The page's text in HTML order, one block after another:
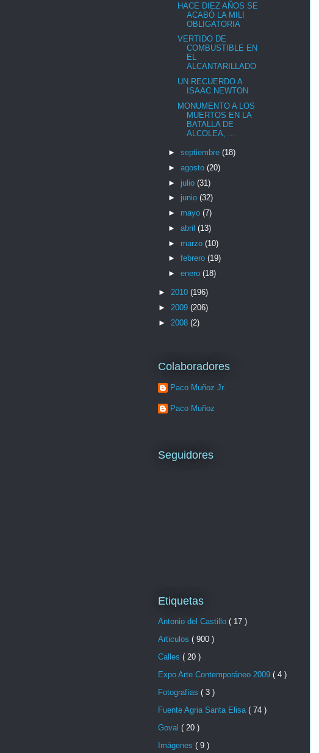
HACE DIEZ AÑOS SE
ACABÓ LA MILI
OBLIGATORIA
VERTIDO DE
COMBUSTIBLE EN
EL
ALCANTARILLADO
UN RECUERDO A
ISAAC NEWTON
MONUMENTO A LOS
MUERTOS EN LA
BATALLA DE
ALCOLEA, ...
► septiembre (18)
► agosto (20)
► julio (31)
► junio (32)
► mayo (7)
► abril (13)
► marzo (10)
► febrero (19)
► enero (18)
► 2010 (196)
► 2009 (206)
► 2008 (2)
Colaboradores
Paco Muñoz Jr.
Paco Muñoz
Seguidores
Etiquetas
Antonio del Castillo ( 17 )
Articulos ( 900 )
Calles ( 20 )
Expo Arte Contemporáneo 2009 ( 4 )
Fotografías ( 3 )
Fuente Agria Santa Elisa ( 74 )
Goval ( 20 )
Imágenes ( 9 )